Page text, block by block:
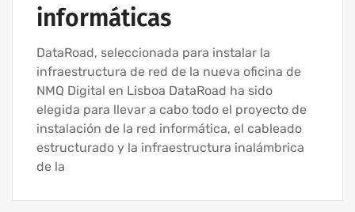
informáticas
DataRoad, seleccionada para instalar la
infraestructura de red de la nueva oficina de
NMQ Digital en Lisboa DataRoad ha sido
elegida para llevar a cabo todo el proyecto de
instalación de la red informática, el cableado
estructurado y la infraestructura inalámbrica
de la